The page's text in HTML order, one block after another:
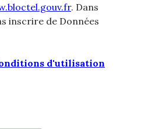
. Dans
inscrire de Données
d'utilisation